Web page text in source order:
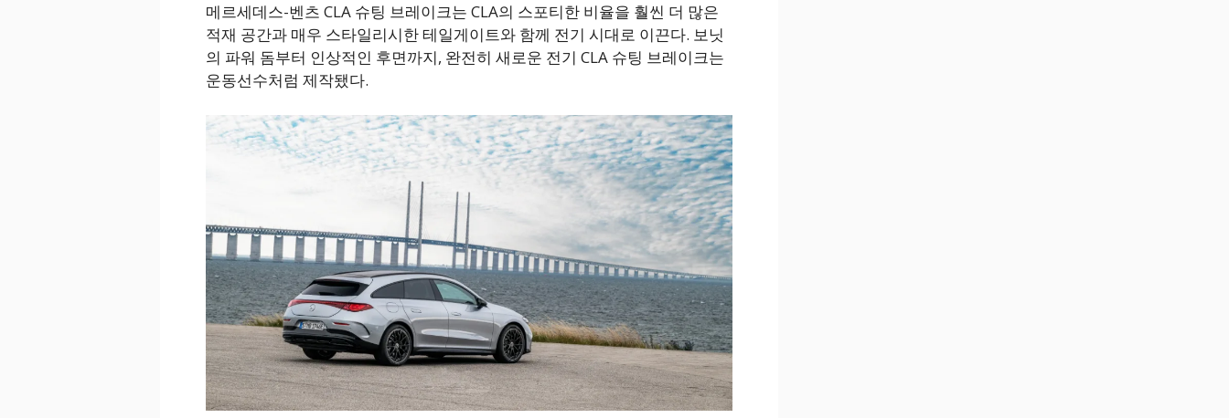
메르세데스-벤츠 CLA 슈팅 브레이크는 CLA의 스포티한 비율을 훨씬 더 많은
적재 공간과 매우 스타일리시한 테일게이트와 함께 전기 시대로 이끈다. 보닛
의 파워 돔부터 인상적인 후면까지, 완전히 새로운 전기 CLA 슈팅 브레이크는
운동선수처럼 제작됐다.